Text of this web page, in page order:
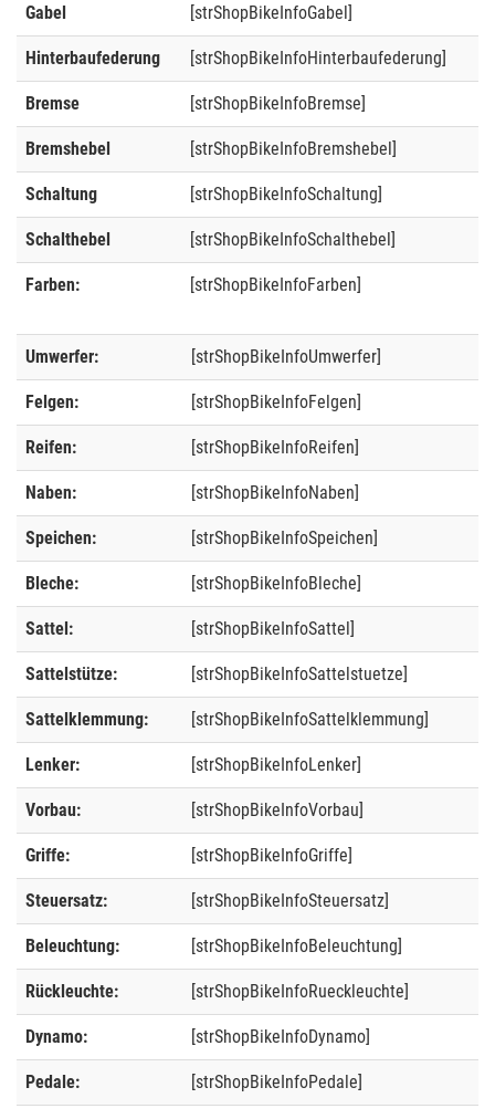
Gabel [strShopBikeInfoGabel]
Hinterbaufederung [strShopBikeInfoHinterbaufederung]
Bremse [strShopBikeInfoBremse]
Bremshebel [strShopBikeInfoBremshebel]
Schaltung [strShopBikeInfoSchaltung]
Schalthebel [strShopBikeInfoSchalthebel]
Farben: [strShopBikeInfoFarben]
Umwerfer: [strShopBikeInfoUmwerfer]
Felgen: [strShopBikeInfoFelgen]
Reifen: [strShopBikeInfoReifen]
Naben: [strShopBikeInfoNaben]
Speichen: [strShopBikeInfoSpeichen]
Bleche: [strShopBikeInfoBleche]
Sattel: [strShopBikeInfoSattel]
Sattelstütze: [strShopBikeInfoSattelstuetze]
Sattelklemmung: [strShopBikeInfoSattelklemmung]
Lenker: [strShopBikeInfoLenker]
Vorbau: [strShopBikeInfoVorbau]
Griffe: [strShopBikeInfoGriffe]
Steuersatz: [strShopBikeInfoSteuersatz]
Beleuchtung: [strShopBikeInfoBeleuchtung]
Rückleuchte: [strShopBikeInfoRueckleuchte]
Dynamo: [strShopBikeInfoDynamo]
Pedale: [strShopBikeInfoPedale]